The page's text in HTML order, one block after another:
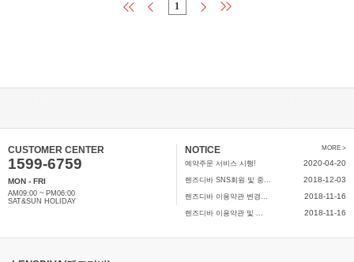
1
CUSTOMER CENTER
1599-6759
MON - FRI
AM09:00 ~ PM06:00
SAT&SUN HOLIDAY
NOTICE MORE >
예약주문 서비스 시행! 2020-04-20
렌즈디바 SNS회원 및 중... 2018-12-03
렌즈디바 이용약관 변경... 2018-11-16
렌즈디바 이용약관 및 ... 2018-11-16